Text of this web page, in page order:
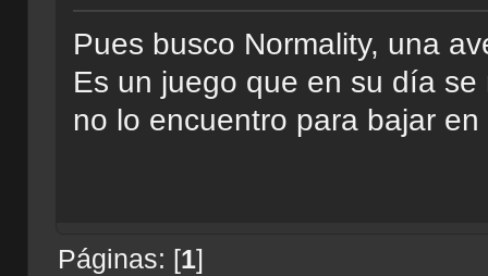
Pues busco Normality, una
Es un juego que en su día
no lo encuentro para bajar
Páginas: [1]